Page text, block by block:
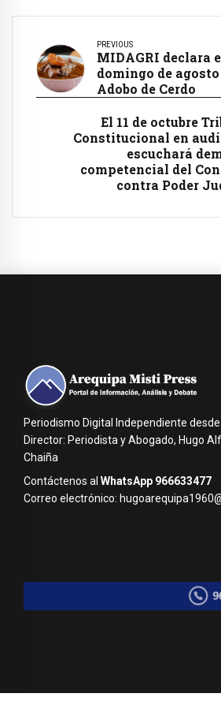
PREVIOUS
MIDAGRI declara
domingo de
Adobo de Cerdo
El 11 de octubre
Constitucional en
escuchará
competencial del
contra Poder
Periodismo Digital Independiente
Director: Periodista y Abogado, Hugo
Chaiña
Contáctenos al WhatsApp 966633477
Correo electrónico: